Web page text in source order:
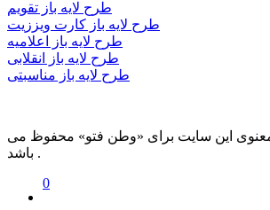
طرح لایه باز تقویم
طرح لایه باز کارت ویززیت
طرح لایه باز اعلامیه
طرح لایه باز انقلابی
طرح لایه باز مناسبتی
این سایت برای «وطن فتو» محفوظ می
باشد .
0